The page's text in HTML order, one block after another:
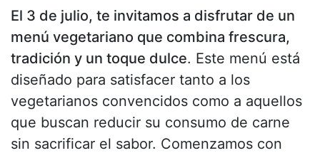
El 3 de julio, te invitamos a disfrutar de un
menú vegetariano que combina frescura,
tradición y un toque dulce. Este menú está
diseñado para satisfacer tanto a los
vegetarianos convencidos como a aquellos
que buscan reducir su consumo de carne
sin sacrificar el sabor. Comenzamos con